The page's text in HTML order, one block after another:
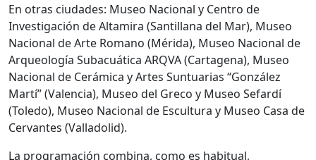
En otras ciudades: Museo Nacional y Centro de
Investigación de Altamira (Santillana del Mar), Museo
Nacional de Arte Romano (Mérida), Museo Nacional de
Arqueología Subacuática ARQVA (Cartagena), Museo
Nacional de Cerámica y Artes Suntuarias “González
Martí” (Valencia), Museo del Greco y Museo Sefardí
(Toledo), Museo Nacional de Escultura y Museo Casa de
Cervantes (Valladolid).
La programación combina, como es habitual,